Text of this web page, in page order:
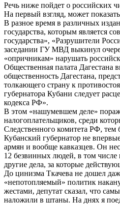
Речь ниже пойдет о российских
На первый взгляд, может
В разное время в различных
государства, которым является
государства», «Разрушители
заседании ГУ МВД выкинул
«опричникам» нарушать
Общественная палата
общественность Дагестана,
толкающего страну к
губернатора Кубани следует
кодекса РФ».
В этом «нашумевшем деле»
налогоплательщиков, среди
Следственного комитета РФ, тем
Кубанский губернатор не
армян и вообще кавказцев. Он
12 безвинных людей, в том числе
другие дела, за которые
До цинизма Ткачева не дошел
«непотопляемый» политик
жестами, депутат сказал, что
наложили в штаны. На днях я